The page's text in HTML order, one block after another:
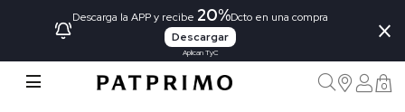
Descarga la APP y recibe 20%Dcto en una compra
Descargar
Aplican TyC
×
0